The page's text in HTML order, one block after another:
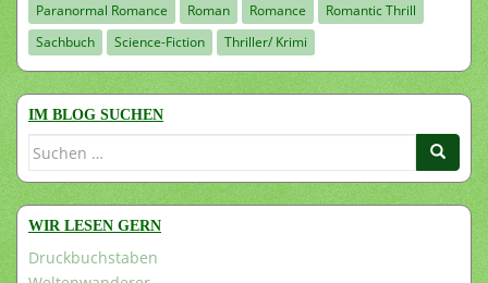
Paranormal Romance
Roman Romance
Romantic Thrill
Sachbuch
Science-Fiction Thriller/ Krimi
IM BLOG SUCHEN
Suchen
WIR LESEN GERN
Druckbuchstaben